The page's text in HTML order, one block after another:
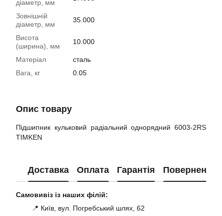
діаметр, мм
Зовнішній
діаметр, мм
35.000
Висота
(ширина), мм
10.000
Матеріал
сталь
Вага, кг
0.05
Опис товару
Підшипник кульковий радіальний однорядний 6003-2RS
TIMKEN
Доставка Оплата Гарантія Повернення
Самовивіз із наших філій:
📍 Київ, вул. Погребський шлях, 62